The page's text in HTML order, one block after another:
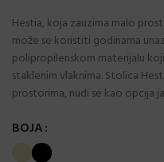
Hestia, koja zauzima malo
može se koristiti godinama
polipropilenskom materijalu
staklenim vlaknima. Stolica
prostorima, nudi se kao opcija
BOJA